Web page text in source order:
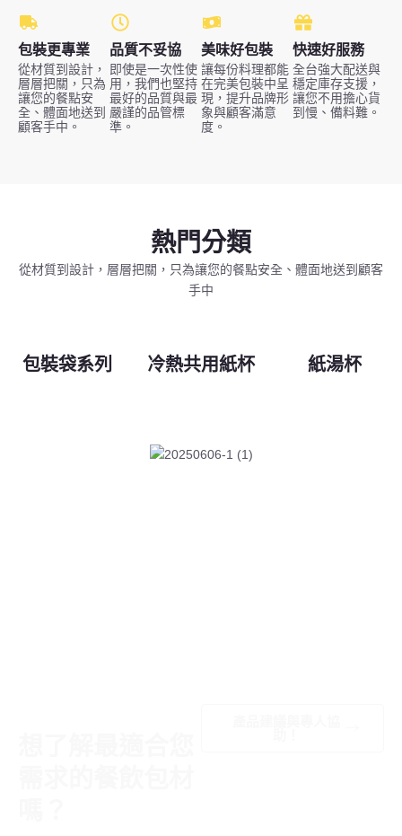
包裝更專業
從材質到設計，
層層把關，只為
讓您的餐點安
全、體面地送到
顧客手中。
品質不妥協
即使是一次性使
用，我們也堅持
最好的品質與最
嚴謹的品管標
準。
美味好包裝
讓每份料理都能
在完美包裝中呈
現，提升品牌形
象與顧客滿意
度。
快速好服務
全台強大配送與
穩定庫存支援，
讓您不用擔心貨
到慢、備料難。
熱門分類
從材質到設計，層層把關，只為讓您的餐點安全、體面地送到顧客
手中
包裝袋系列 冷熱共用紙杯 紙湯杯